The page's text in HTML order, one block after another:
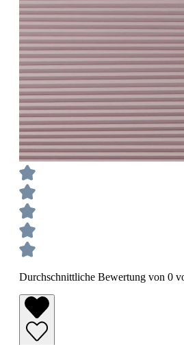
Durchschnittliche Bewertung von 0